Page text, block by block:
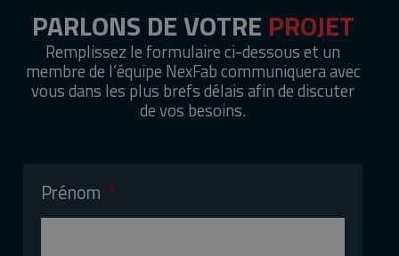
PARLONS DE VOTRE PROJET
Remplissez le formulaire ci-dessous et un
membre de l’équipe NexFab communiquera avec
vous dans les plus brefs délais afin de discuter
de vos besoins.
Prénom